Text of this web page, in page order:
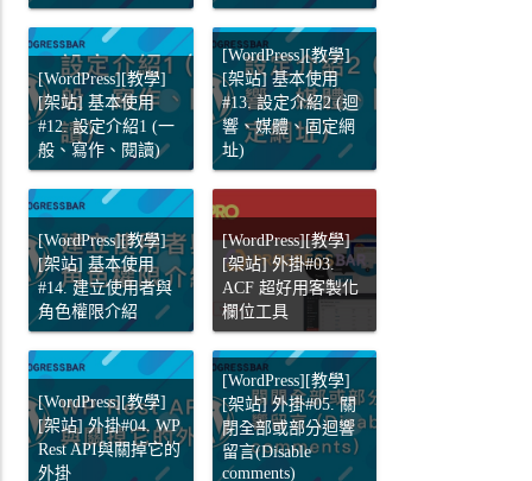
[WordPress][教學]
[架站] 基本使用
#12. 設定介紹1 (一
般、寫作、閱讀)
[WordPress][教學]
[架站] 基本使用
#13. 設定介紹2 (迴
響、媒體、固定網
址)
[WordPress][教學]
[架站] 基本使用
#14. 建立使用者與
角色權限介紹
[WordPress][教學]
[架站] 外掛#03.
ACF 超好用客製化
欄位工具
[WordPress][教學]
[架站] 外掛#04. WP
Rest API與關掉它的
外掛
[WordPress][教學]
[架站] 外掛#05. 關
閉全部或部分迴響
留言(Disable
comments)